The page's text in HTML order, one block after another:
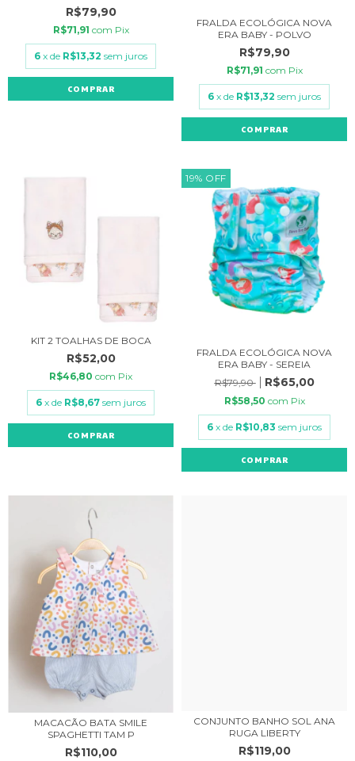
R$79,90
R$71,91 com Pix
6 x de R$13,32 sem juros
FRALDA ECOLÓGICA NOVA
ERA BABY - POLVO
R$79,90
R$71,91 com Pix
6 x de R$13,32 sem juros
KIT 2 TOALHAS DE BOCA
R$52,00
R$46,80 com Pix
6 x de R$8,67 sem juros
19% OFF
FRALDA ECOLÓGICA NOVA
ERA BABY - SEREIA
R$79,90
R$65,00
R$58,50 com Pix
6 x de R$10,83 sem juros
MACACÃO BATA SMILE
SPAGHETTI TAM P
R$110,00
CONJUNTO BANHO SOL ANA
RUGA LIBERTY
R$119,00